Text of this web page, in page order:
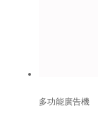
多功能廣告機